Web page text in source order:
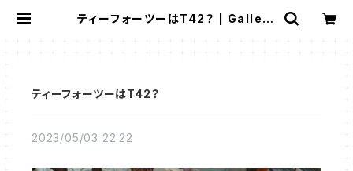
ティーフォーツーはT42？ | Gallery
ティーフォーツーはT42？
2023/05/03 22:22